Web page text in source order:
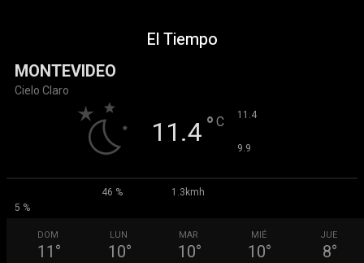
El Tiempo
MONTEVIDEO
Cielo Claro
11.4 ° C 11.4
9.9
46 %
1.3kmh
5 %
DOM
11 °
LUN
10°
MAR
10°
MIÉ
10°
JUE
8°